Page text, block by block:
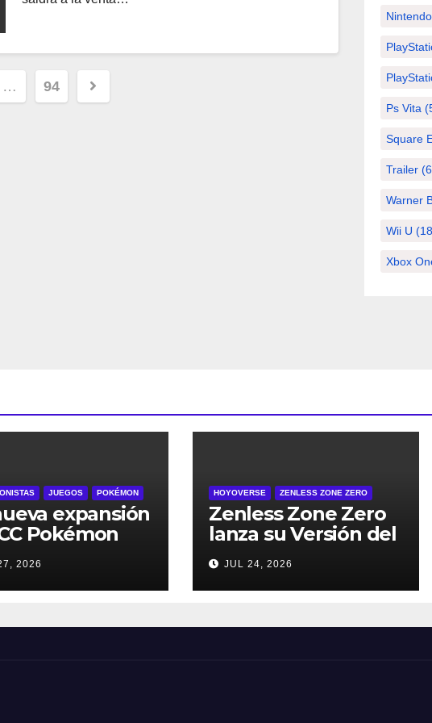
… 94
Ps Vita
Square
Trailer
Warner
Wii U
Xbox
JUEGOS POKÉMON
expansión
Pokémon
Dominador
Cielos, se
el 29 de julio
2026
HOYOVERSE ZENLESS ZONE ZERO
Zenless Zone Zero
lanza su Versión del
2º Aniversario el 29
de julio – con
regalos para todos
nuevos personajes
JUL 24, 2026